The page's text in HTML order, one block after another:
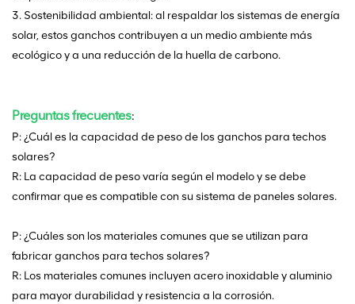
3. Sostenibilidad ambiental: al respaldar los sistemas de energía
solar, estos ganchos contribuyen a un medio ambiente más
ecológico y a una reducción de la huella de carbono.
Preguntas frecuentes:
P: ¿Cuál es la capacidad de peso de los ganchos para techos
solares?
R: La capacidad de peso varía según el modelo y se debe
confirmar que es compatible con su sistema de paneles solares.
P: ¿Cuáles son los materiales comunes que se utilizan para
fabricar ganchos para techos solares?
R: Los materiales comunes incluyen acero inoxidable y aluminio
para mayor durabilidad y resistencia a la corrosión.